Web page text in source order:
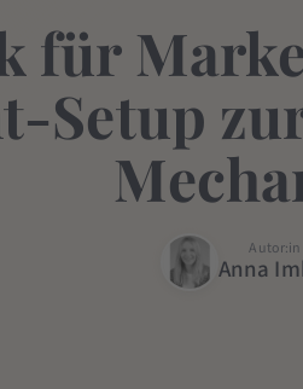
für
Setup
Autor:in
Anna